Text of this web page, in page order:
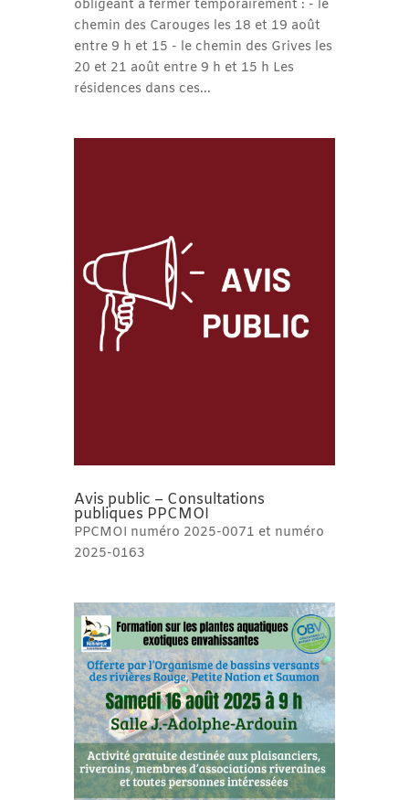
obligeant à fermer temporairement : - le
chemin des Carouges les 18 et 19 août
entre 9 h et 15 - le chemin des Grives les
20 et 21 août entre 9 h et 15 h Les
résidences dans ces...
Avis public – Consultations
publiques PPCMOI
PPCMOI numéro 2025-0071 et numéro
2025-0163